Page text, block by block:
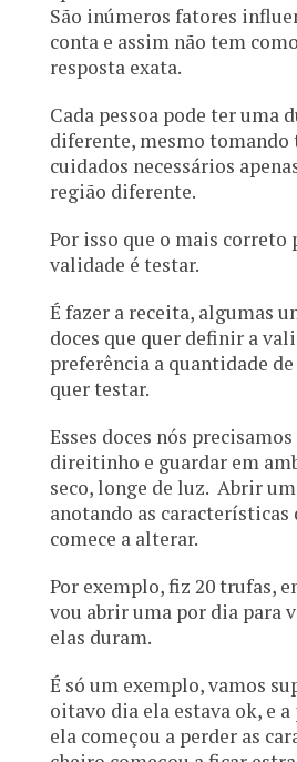
São inúmeros fatores
conta e assim não tem
resposta exata.
Cada pessoa pode ter uma
diferente, mesmo tomando
cuidados necessários
região diferente.
Por isso que o mais correto
validade é testar.
É fazer a receita, algumas
doces que quer definir a
preferência a quantidade
quer testar.
Esses doces nós
direitinho e guardar em
seco, longe de luz. Abrir
anotando as características
comece a alterar.
Por exemplo, fiz 20 trufas,
vou abrir uma por dia para
elas duram.
É só um exemplo, vamos
oitavo dia ela estava ok, e
ela começou a perder as